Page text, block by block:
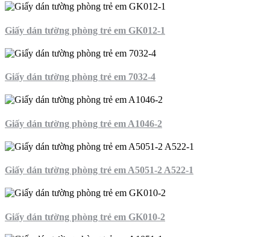
Giấy dán tường phòng trẻ em GK012-1
Giấy dán tường phòng trẻ em 7032-4
Giấy dán tường phòng trẻ em A1046-2
Giấy dán tường phòng trẻ em A5051-2 A522-1
Giấy dán tường phòng trẻ em GK010-2